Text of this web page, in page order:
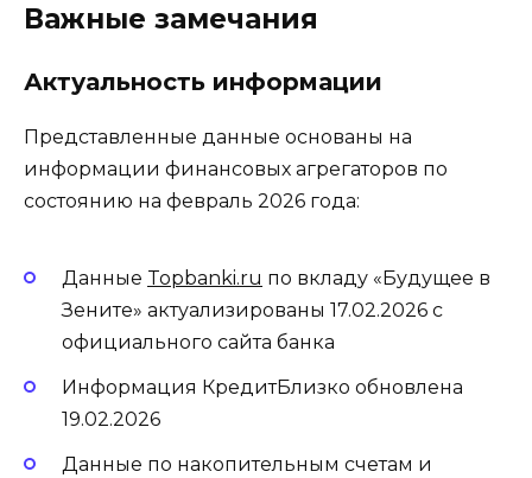
Важные замечания
Актуальность информации
Представленные данные основаны на
информации финансовых агрегаторов по
состоянию на февраль 2026 года:
Данные Topbanki.ru по вкладу «Будущее в
Зените» актуализированы 17.02.2026 с
официального сайта банка
Информация КредитБлизко обновлена
19.02.2026
Данные по накопительным счетам и